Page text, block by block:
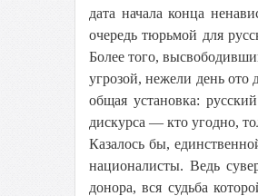
дата начала конца
очередь тюрьмой для
Более того,
угрозой, нежели день ото
общая установка:
дискурса — кто угодно,
Казалось бы,
националисты. Ведь
донора, вся судьба